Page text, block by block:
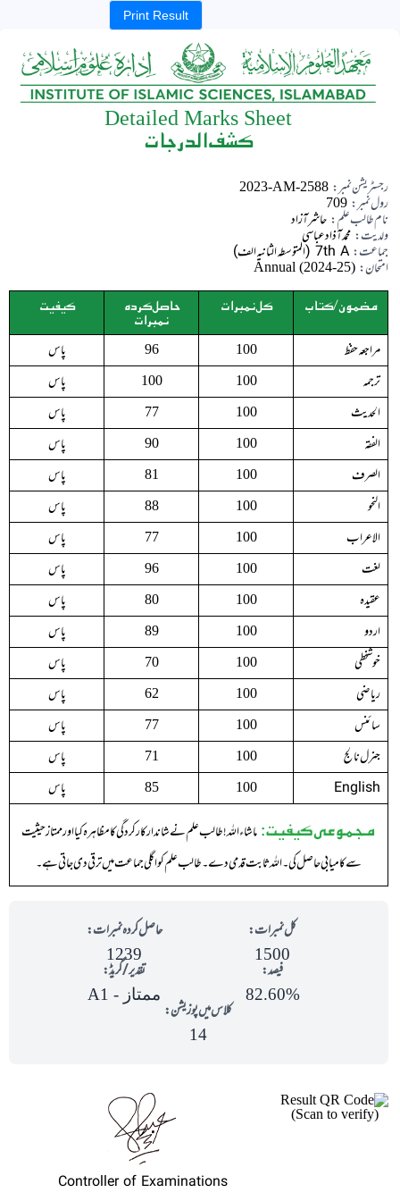
Print Result
Detailed Marks Sheet
کشف الدرجات
رجسٹریشن نمبر: 2023-AM-2588
رول نمبر: 709
نام طالب علم: حاشر آزاد
ولدیت: محمد آذاد عباسی
جماعت: 7th A (المتوسطہ الثانیہ الف)
امتحان: Annual (2024-25)
مضمون/کتاب کل نمبرات حاصل کردہ
نمبرات
کیفیت
مراجعہ حفظ 100
96
پاس
ترجمہ
100
100
پاس
الحدیث
100
77
پاس
الفقہ
100
90
پاس
الصرف
100
81
پاس
النحو
100
88
پاس
الاعراب
100
77
پاس
لغت
100
96
پاس
عقیدہ
100
80
پاس
اردو
100
89
پاس
خوشخطی
100
70
پاس
ریاضی
100
62
پاس
سائنس
100
77
پاس
جنرل نالج
100
71
پاس
English
100
85 پاس
مجموعی کیفیت: ماشاء اللہ !طالب علم نے شاندار کارکردگی کا مظاہرہ کیا اور ممتاز حیثیت
سے کامیابی حاصل کی ۔ اللہ ثابت قدمی دے ۔ طالب علم کو اگلی جماعت میں ترقی دی جاتی ہے ۔
کل نمبرات:
1500
حاصل کردہ نمبرات:
1239
فیصد:
82.60%
تقدیر/گریڈ:
ممتاز - A1
کلاس میں پوزیشن:
14
(Scan to verify)
Controller of Examinations